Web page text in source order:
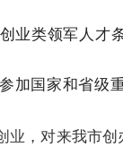
业类领军人才
加国家和省级
业 ，对来我市